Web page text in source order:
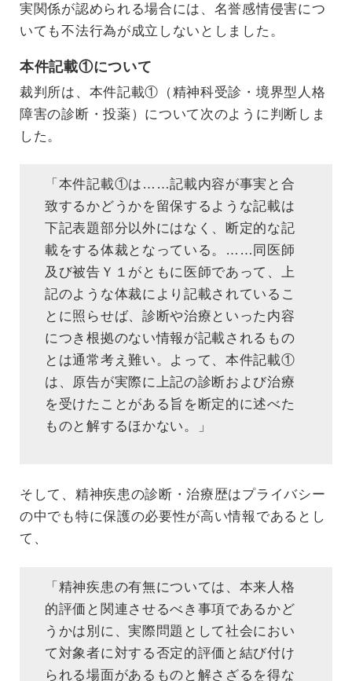
実関係が認められる場合には、名誉感情侵害につ
いても不法行為が成立しないとしました。
本件記載①について
裁判所は、本件記載①（精神科受診・境界型人格
障害の診断・投薬）について次のように判断しま
した。
「本件記載①は……記載内容が事実と合
致するかどうかを留保するような記載は
下記表題部分以外にはなく、断定的な記
載をする体裁となっている。……同医師
及び被告Ｙ１がともに医師であって、上
記のような体裁により記載されているこ
とに照らせば、診断や治療といった内容
につき根拠のない情報が記載されるもの
とは通常考え難い。よって、本件記載①
は、原告が実際に上記の診断および治療
を受けたことがある旨を断定的に述べた
ものと解するほかない。」
そして、精神疾患の診断・治療歴はプライバシー
の中でも特に保護の必要性が高い情報であるとし
て、
「精神疾患の有無については、本来人格
的評価と関連させるべき事項であるかど
うかは別に、実際問題として社会におい
て対象者に対する否定的評価と結び付け
られる場面があるものと解さざるを得な